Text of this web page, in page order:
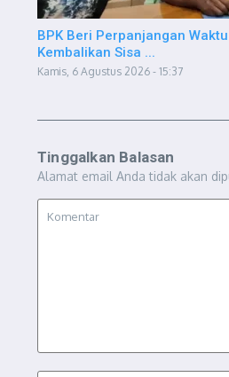
BPK Beri Perpanjangan
Kembalikan Sisa ...
Kamis, 6 Agustus 2026 - 15:37
Tinggalkan Balasan
Alamat email Anda tidak akan